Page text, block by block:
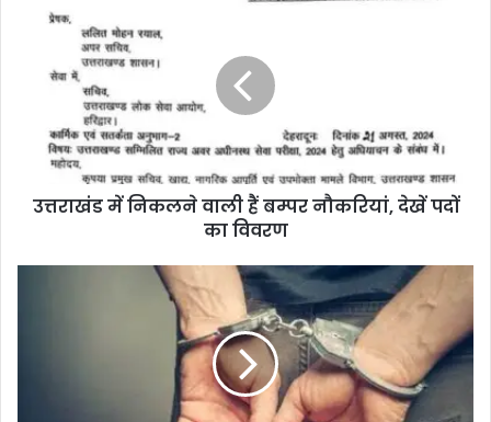
उत्तराखंड में निकलने वाली हैं बम्पर नौकरियां, देखें पदों
का विवरण